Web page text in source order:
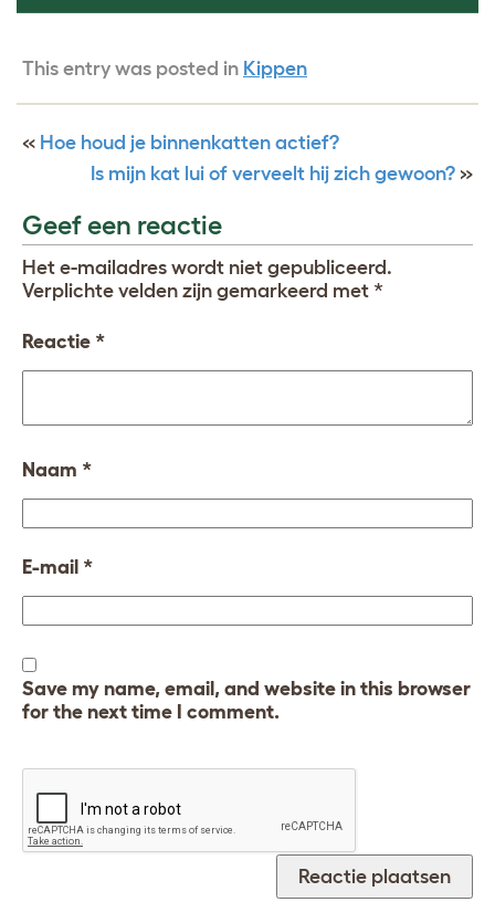
This entry was posted in Kippen
« Hoe houd je binnenkatten actief?
Is mijn kat lui of verveelt hij zich gewoon? »
Geef een reactie
Het e-mailadres wordt niet gepubliceerd.
Verplichte velden zijn gemarkeerd met *
Reactie *
Naam *
E-mail *
Save my name, email, and website in this browser
for the next time I comment.